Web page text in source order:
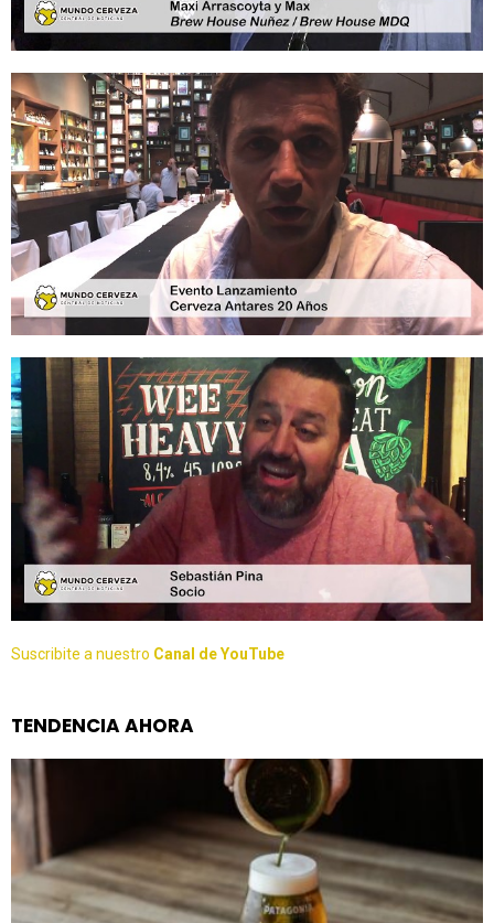
Suscribite a nuestro Canal de YouTube
TENDENCIA AHORA